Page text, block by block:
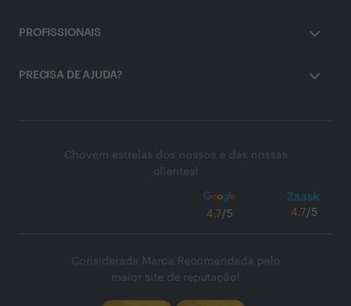
PROFISSIONAIS
PRECISA DE AJUDA?
Chovem estrelas dos nossos e das nossas
clientes!
4.7/5 4.7/5
Considerada Marca Recomendada pelo
maior site de reputação!